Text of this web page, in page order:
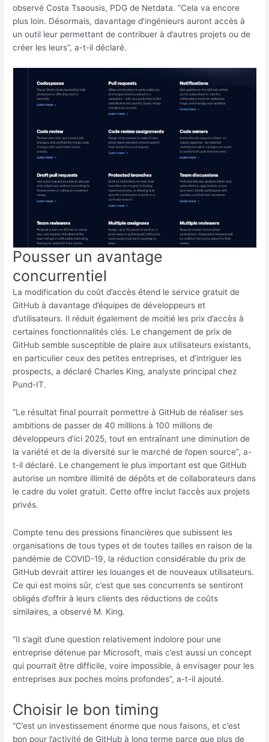
observé Costa Tsaousis, PDG de Netdata. “Cela va encore
plus loin. Désormais, davantage d’ingénieurs auront accès à
un outil leur permettant de contribuer à d’autres projets ou de
créer les leurs”, a-t-il déclaré.
Pousser un avantage
concurrentiel
La modification du coût d’accès étend le service gratuit de
GitHub à davantage d’équipes de développeurs et
d’utilisateurs. Il réduit également de moitié les prix d’accès à
certaines fonctionnalités clés. Le changement de prix de
GitHub semble susceptible de plaire aux utilisateurs existants,
en particulier ceux des petites entreprises, et d’intriguer les
prospects, a déclaré Charles King, analyste principal chez
Pund-IT.
“Le résultat final pourrait permettre à GitHub de réaliser ses
ambitions de passer de 40 millions à 100 millions de
développeurs d’ici 2025, tout en entraînant une diminution de
la variété et de la diversité sur le marché de l’open source”, a-
t-il déclaré. Le changement le plus important est que GitHub
autorise un nombre illimité de dépôts et de collaborateurs dans
le cadre du volet gratuit. Cette offre inclut l’accès aux projets
privés.
Compte tenu des pressions financières que subissent les
organisations de tous types et de toutes tailles en raison de la
pandémie de COVID-19, la réduction considérable du prix de
GitHub devrait attirer les louanges et de nouveaux utilisateurs.
Ce qui est moins sûr, c’est que ses concurrents se sentiront
obligés d’offrir à leurs clients des réductions de coûts
similaires, a observé M. King.
“Il s’agit d’une question relativement indolore pour une
entreprise détenue par Microsoft, mais c’est aussi un concept
qui pourrait être difficile, voire impossible, à envisager pour les
entreprises aux poches moins profondes”, a-t-il ajouté.
Choisir le bon timing
“C’est un investissement énorme que nous faisons, et c’est
bon pour l’activité de GitHub à long terme parce que plus de